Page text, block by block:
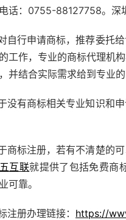
话：0755-88127758。深
自行申请商标，推荐委托
工作，专业的商标代理机
并结合实际需求给到专业
没有商标相关专业知识和
商标注册，若有不清楚的
互联就提供了包括免费商
可靠。
注册办理链接： https://